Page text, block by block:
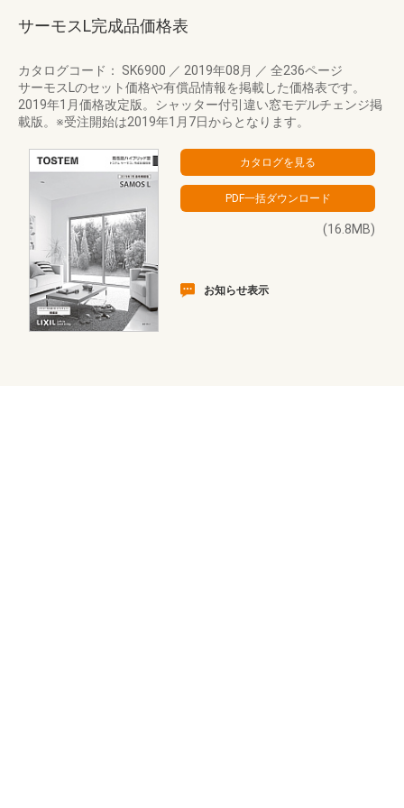
サーモスL完成品価格表
カタログコード： SK6900 ／ 2019年08月 ／ 全236ページ
サーモスLのセット価格や有償品情報を掲載した価格表です。
2019年1月価格改定版。シャッター付引違い窓モデルチェンジ掲
載版。※受注開始は2019年1月7日からとなります。
(16.8MB)
お知らせ表示